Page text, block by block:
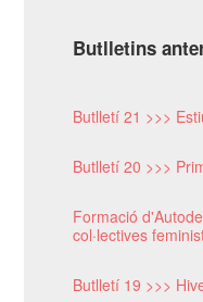
Butlletins
Butlletí 21 >>>
Butlletí 20 >>>
Formació
col·lectives
Butlletí 19 >>>